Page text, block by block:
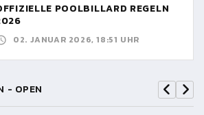
POOLBILLARD REGELN
02. JANUAR 2026, 18:51 UHR
- OPEN